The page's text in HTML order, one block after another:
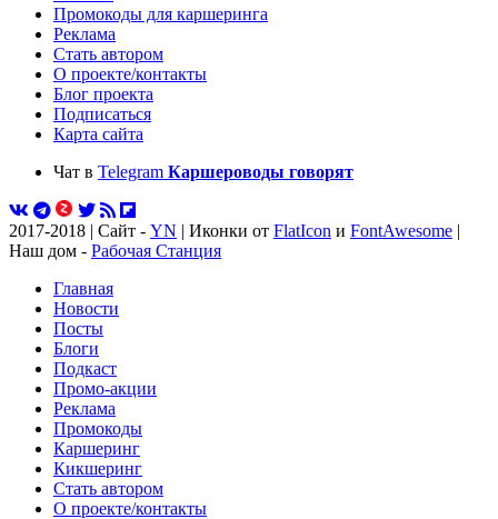
Промокоды для каршеринга
Реклама
Стать автором
О проекте/контакты
Блог проекта
Подписаться
Карта сайта
Чат в Telegram Каршероводы говорят
2017-2018 | Сайт - YN | Иконки от FlatIcon и FontAwesome |
Наш дом - Рабочая Станция
Главная
Новости
Посты
Блоги
Подкаст
Промо-акции
Реклама
Промокоды
Каршеринг
Кикшеринг
Стать автором
О проекте/контакты